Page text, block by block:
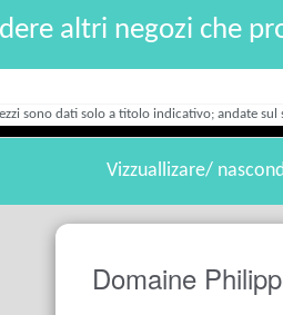
altri negozi che
sono dati solo a titolo indicativo; andate
Vizzuallizare/
Domaine